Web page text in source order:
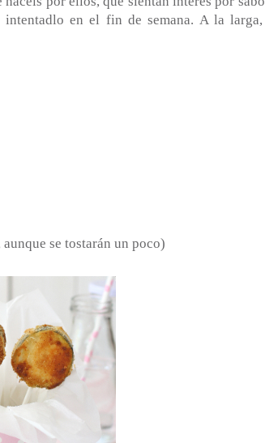
en el fin de semana. A la
se tostarán un poco)